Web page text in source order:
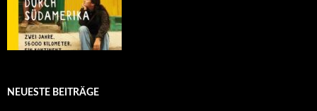
NEUESTE BEITRÄGE